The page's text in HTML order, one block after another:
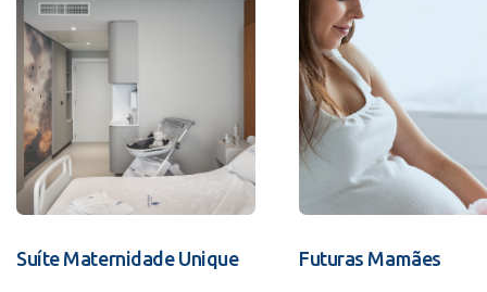
Suíte Maternidade Unique Futuras Mamães